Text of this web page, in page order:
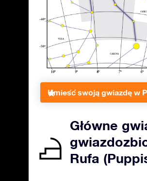
Umieść swoją gwiazdę w
Główne
Rufa